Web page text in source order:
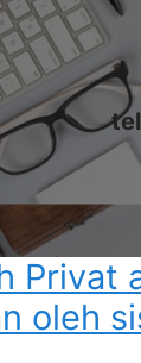
Privat
oleh